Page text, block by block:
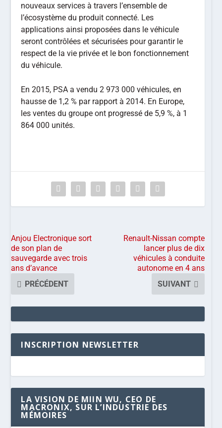
nouveaux services à travers l’ensemble de
l’écosystème du produit connecté. Les
applications ainsi proposées dans le véhicule
seront contrôlées et sécurisées pour garantir le
respect de la vie privée et le bon fonctionnement
du véhicule.
En 2015, PSA a vendu 2 973 000 véhicules, en
hausse de 1,2 % par rapport à 2014. En Europe,
les ventes du groupe ont progressé de 5,9 %, à 1
864 000 unités.
Anjou Electronique sort
de son plan de
sauvegarde avec trois
ans d’avance
PRÉCÉDENT
Renault-Nissan compte
lancer plus de dix
véhicules à conduite
autonome en 4 ans
SUIVANT
INSCRIPTION NEWSLETTER
LA VISION DE MIIN WU, CEO DE
MACRONIX, SUR L’INDUSTRIE DES
MÉMOIRES